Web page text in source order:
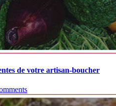
de votre artisan-boucher